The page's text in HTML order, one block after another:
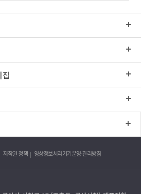
저작권 정책 영상정보처리기기운영·관리방침